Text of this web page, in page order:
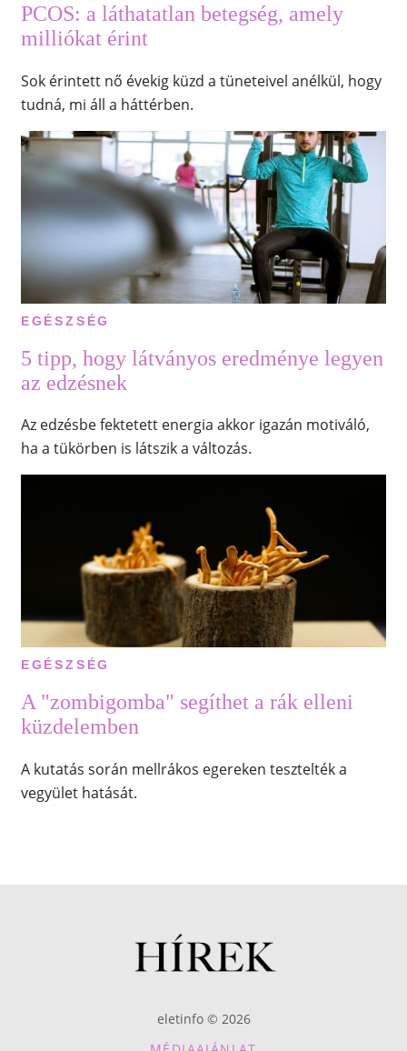
PCOS: a láthatatlan betegség, amely
milliókat érint
Sok érintett nő évekig küzd a tüneteivel anélkül, hogy
tudná, mi áll a háttérben.
EGÉSZSÉG
5 tipp, hogy látványos eredménye legyen
az edzésnek
Az edzésbe fektetett energia akkor igazán motiváló,
ha a tükörben is látszik a változás.
EGÉSZSÉG
A "zombigomba" segíthet a rák elleni
küzdelemben
A kutatás során mellrákos egereken tesztelték a
vegyület hatását.
eletinfo © 2026